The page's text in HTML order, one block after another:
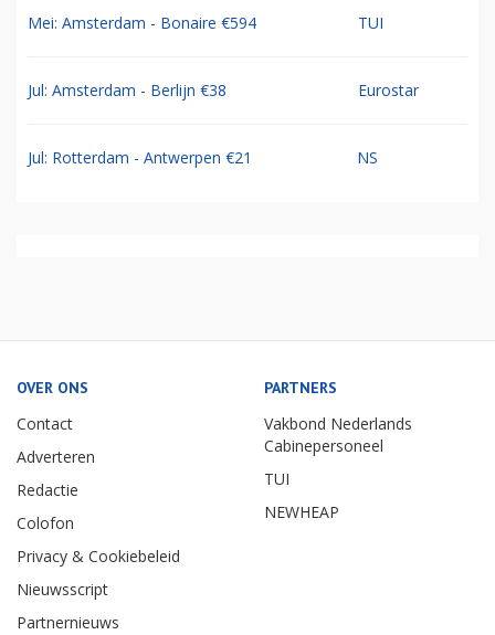
Mei: Amsterdam - Bonaire €594 TUI
Jul: Amsterdam - Berlijn €38 Eurostar
Jul: Rotterdam - Antwerpen €21 NS
OVER ONS
Contact
Adverteren
Redactie
Colofon
Privacy & Cookiebeleid
Nieuwsscript
Partnernieuws
PARTNERS
Vakbond Nederlands
Cabinepersoneel
TUI
NEWHEAP